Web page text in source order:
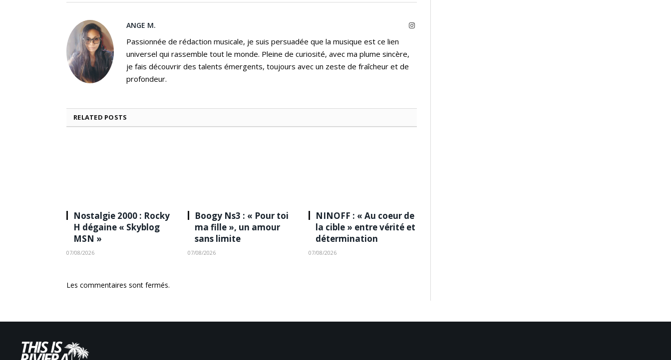
ANGE M. Instagram
Passionnée de rédaction musicale, je suis persuadée que la musique est ce lien
universel qui rassemble tout le monde. Pleine de curiosité, avec ma plume sincère,
je fais découvrir des talents émergents, toujours avec un zeste de fraîcheur et de
profondeur.
RELATED POSTS
Nostalgie 2000 : Rocky
H dégaine « Skyblog
MSN »
07/08/2026
Boogy Ns3 : « Pour toi
ma fille », un amour
sans limite
07/08/2026
NINOFF : « Au coeur de
la cible » entre vérité et
détermination
07/08/2026
Les commentaires sont fermés.